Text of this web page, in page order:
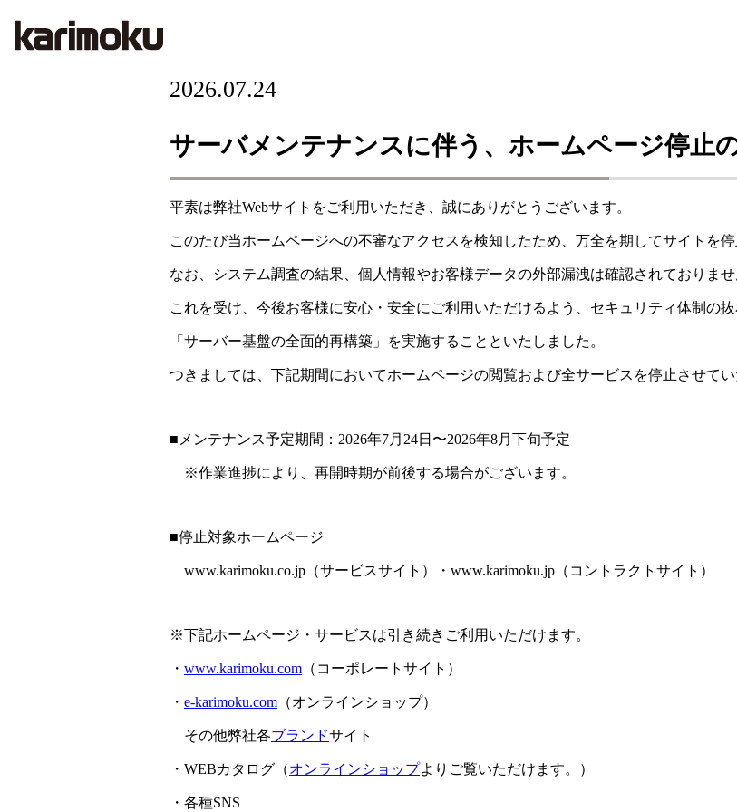
2026.07.24
サーバメンテナンスに伴う、ホームページ停止
平素は弊社Webサイトをご利用いただき、誠にありがとうございます。
このたび当ホームページへの不審なアクセスを検知したため、万全を期してサイトを停
なお、システム調査の結果、個人情報やお客様データの外部漏洩は確認されておりませ
これを受け、今後お客様に安心・安全にご利用いただけるよう、セキュリティ体制の
「サーバー基盤の全面的再構築」を実施することといたしました。
つきましては、下記期間においてホームページの閲覧および全サービスを停止させてい
■メンテナンス予定期間：2026年7月24日〜2026年8月下旬予定
※作業進捗により、再開時期が前後する場合がございます。
■停止対象ホームページ
www.karimoku.co.jp（サービスサイト）・www.karimoku.jp（コントラクトサイト）
※下記ホームページ・サービスは引き続きご利用いただけます。
・ www.karimoku.com （コーポレートサイト）
・ e-karimoku.com （オンラインショップ）
その他弊社各ブランドサイト
・WEBカタログ（オンラインショップよりご覧いただけます。）
・各種SNS